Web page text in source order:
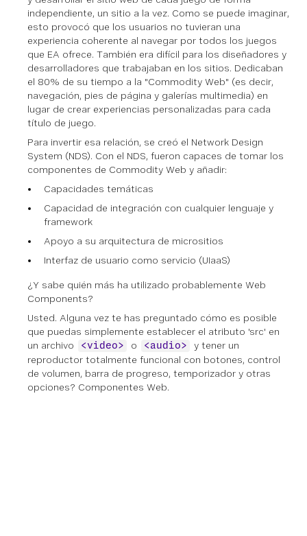
independiente, un sitio a la vez. Como se puede imaginar,
esto provocó que los usuarios no tuvieran una
experiencia coherente al navegar por todos los juegos
que EA ofrece. También era difícil para los diseñadores y
desarrolladores que trabajaban en los sitios. Dedicaban
el 80% de su tiempo a la "Commodity Web" (es decir,
navegación, pies de página y galerías multimedia) en
lugar de crear experiencias personalizadas para cada
título de juego.
Para invertir esa relación, se creó el Network Design
System (NDS). Con el NDS, fueron capaces de tomar los
componentes de Commodity Web y añadir:
Capacidades temáticas
Capacidad de integración con cualquier lenguaje y
framework
Apoyo a su arquitectura de micrositios
Interfaz de usuario como servicio (UIaaS)
¿Y sabe quién más ha utilizado probablemente Web
Components?
Usted. Alguna vez te has preguntado cómo es posible
que puedas simplemente establecer el atributo 'src' en
un archivo
<video> o <audio>
y tener un
reproductor totalmente funcional con botones, control
de volumen, barra de progreso, temporizador y otras
opciones? Componentes Web.